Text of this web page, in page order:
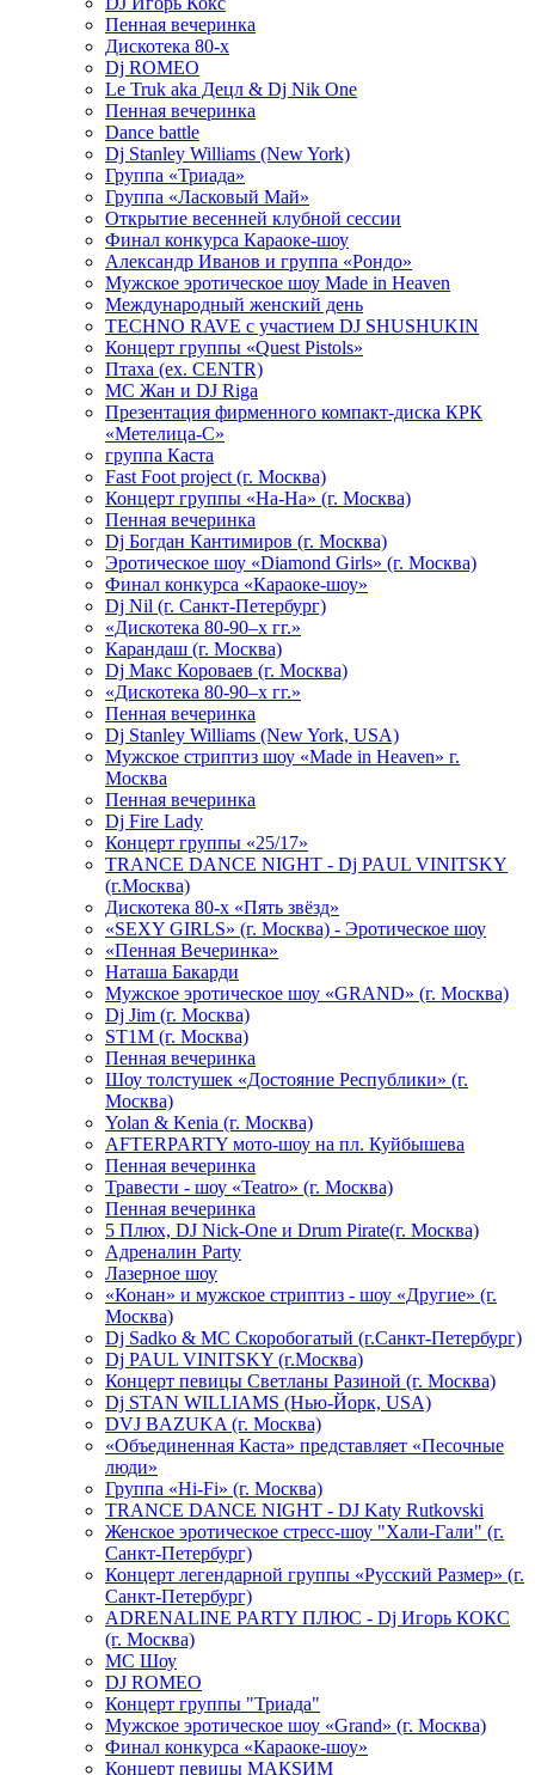
Пенная вечеринка
Дискотека 80-х
Dj ROMEO
Le Truk aka Децл & Dj Nik One
Пенная вечеринка
Dance battle
Dj Stanley Williams (New York)
Группа «Триада»
Группа «Ласковый Май»
Открытие весенней клубной сессии
Финал конкурса Караоке-шоу
Александр Иванов и группа «Рондо»
Мужское эротическое шоу Made in Heaven
Международный женский день
TECHNO RAVE с участием DJ SHUSHUKIN
Концерт группы «Quest Pistols»
Птаха (ex. CENTR)
МС Жан и DJ Riga
Презентация фирменного компакт-диска КРК
«Метелица-С»
группа Каста
Fast Foot project (г. Москва)
Концерт группы «На-На» (г. Москва)
Пенная вечеринка
Dj Богдан Кантимиров (г. Москва)
Эротическое шоу «Diamond Girls» (г. Москва)
Финал конкурса «Караоке-шоу»
Dj Nil (г. Санкт-Петербург)
«Дискотека 80-90–х гг.»
Карандаш (г. Москва)
Dj Макс Короваев (г. Москва)
«Дискотека 80-90–х гг.»
Пенная вечеринка
Dj Stanley Williams (New York, USA)
Мужское стриптиз шоу «Made in Heaven» г.
Москва
Пенная вечеринка
Dj Fire Lady
Концерт группы «25/17»
TRANCE DANCE NIGHT - Dj PAUL VINITSKY
(г.Москва)
Дискотека 80-х «Пять звёзд»
«SEXY GIRLS» (г. Москва) - Эротическое шоу
«Пенная Вечеринка»
Hаташа Бакарди
Мужское эротическое шоу «GRAND» (г. Москва)
Dj Jim (г. Москва)
ST1M (г. Москва)
Пенная вечеринка
Шоу толстушек «Достояние Республики» (г.
Москва)
Yolan & Kenia (г. Москва)
AFTERPARTY мото-шоу на пл. Куйбышева
Пенная вечеринка
Травести - шоу «Teatro» (г. Москва)
Пенная вечеринка
5 Плюх, DJ Nick-One и Drum Pirate(г. Москва)
Адреналин Party
Лазерное шоу
«Конан» и мужское стриптиз - шоу «Другие» (г.
Москва)
Dj Sadko & МС Скоробогатый (г.Санкт-Петербург)
Dj PAUL VINITSKY (г.Москва)
Концерт певицы Светланы Разиной (г. Москва)
Dj STAN WILLIAMS (Нью-Йорк, USA)
DVJ BAZUKA (г. Москва)
«Объединенная Каста» представляет «Песочные
люди»
Группа «Hi-Fi» (г. Москва)
TRANCE DANCE NIGHT - DJ Katy Rutkovski
Женское эротическое стресс-шоу "Хали-Гали" (г.
Санкт-Петербург)
Концерт легендарной группы «Русский Размер» (г.
Санкт-Петербург)
ADRENALINE PARTY ПЛЮС - Dj Игорь КОКС
(г. Москва)
MC Шоу
DJ ROMEO
Концерт группы "Триада"
Мужское эротическое шоу «Grand» (г. Москва)
Финал конкурса «Караоке-шоу»
Концерт певицы МАКSИМ